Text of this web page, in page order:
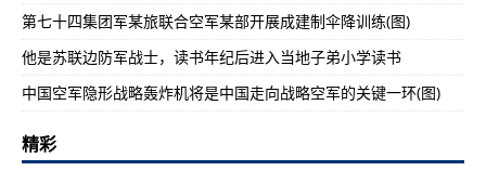
第七十四集团军某旅联合空军某部开展成建制伞降训练(图)
他是苏联边防军战士，读书年纪后进入当地子弟小学读书
中国空军隐形战略轰炸机将是中国走向战略空军的关键一环(图)
精彩